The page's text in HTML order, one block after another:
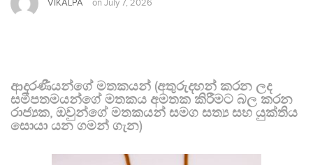
VIKALPA on July 7, 2026
ආදරණීයන්ගේ මතකයන් (අතුරුදහන් කරන ලද
සමීපතමයන්ගේ මතකය අමතක කිරීමට බල කරන
රාජ්‍යක, ඔවුන්ගේ මතකයන් සමග සත්‍ය සහ යුක්තිය
සොයා යන ගමන් ගැන)